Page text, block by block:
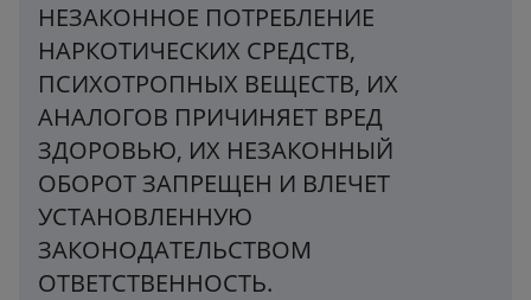
НЕЗАКОННОЕ ПОТРЕБЛЕНИЕ
НАРКОТИЧЕСКИХ СРЕДСТВ,
ПСИХОТРОПНЫХ ВЕЩЕСТВ, ИХ
АНАЛОГОВ ПРИЧИНЯЕТ ВРЕД
ЗДОРОВЬЮ, ИХ НЕЗАКОННЫЙ
ОБОРОТ ЗАПРЕЩЕН И ВЛЕЧЕТ
УСТАНОВЛЕННУЮ
ЗАКОНОДАТЕЛЬСТВОМ
ОТВЕТСТВЕННОСТЬ.